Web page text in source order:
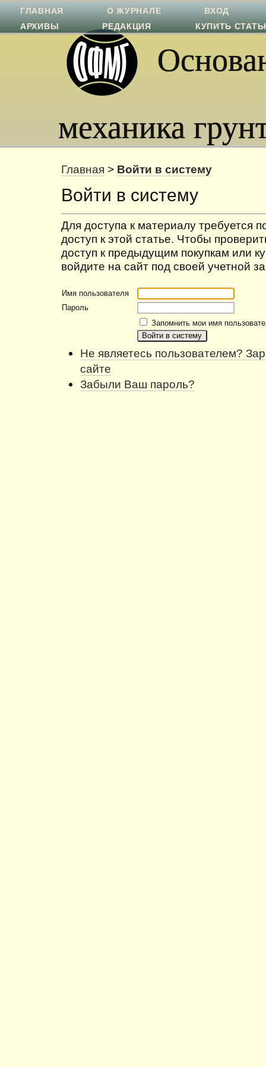
механика
ГЛАВНАЯ О ЖУРНАЛЕ
ВХОД
АРХИВЫ
РЕДАКЦИЯ КУПИТЬ
Главная > Войти в систему
Войти в систему
Для доступа к материалу требуется
доступ к этой статье. Чтобы
доступ к предыдущим покупкам или
войдите на сайт под своей учетной
Имя пользователя
Пароль
Запомнить мои имя
Не являетесь пользователем?
сайте
Забыли Ваш пароль?